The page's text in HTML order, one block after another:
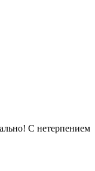
С нетерпением